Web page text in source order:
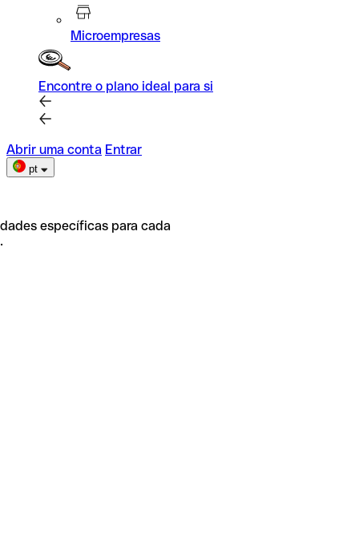
Microempresas
Encontre o plano ideal para si
Abrir uma conta Entrar
pt
específicas para cada